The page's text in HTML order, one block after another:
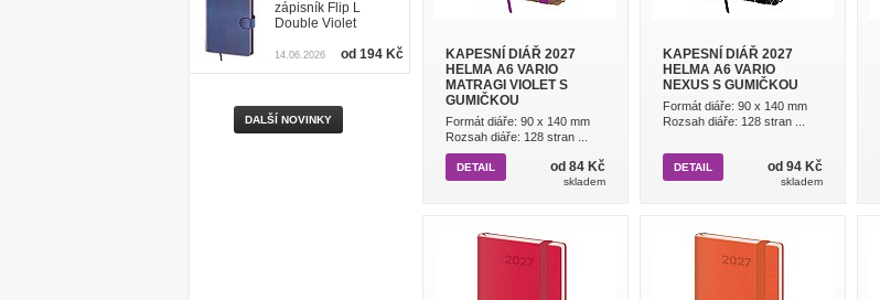
KAPESNÍ DIÁŘ 2027
HELMA A6 VARIO
MATRAGI VIOLET S
GUMIČKOU
Formát diáře: 90 x 140 mm
Rozsah diáře: 128 stran ...
od 84 Kč
skladem
DETAIL
KAPESNÍ DIÁŘ 2027
HELMA A6 VARIO
NEXUS S GUMIČKOU
Formát diáře: 90 x 140 mm
Rozsah diáře: 128 stran ...
od 94 Kč
skladem
DETAIL
zápisník Flip L
Double Violet
14.06.2026 od 194 Kč
DALŠÍ NOVINKY